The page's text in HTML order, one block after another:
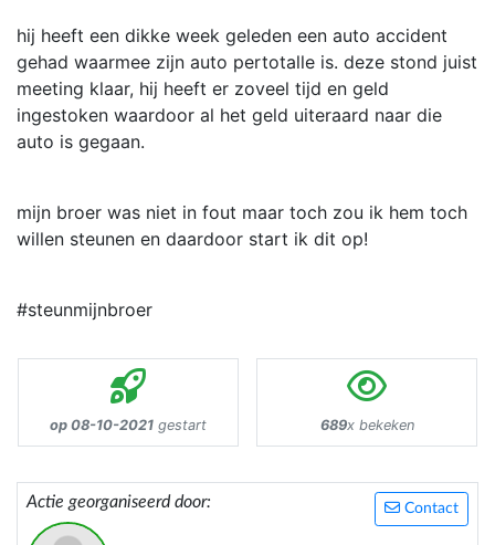
hij heeft een dikke week geleden een auto accident
gehad waarmee zijn auto pertotalle is. deze stond juist
meeting klaar, hij heeft er zoveel tijd en geld
ingestoken waardoor al het geld uiteraard naar die
auto is gegaan.
mijn broer was niet in fout maar toch zou ik hem toch
willen steunen en daardoor start ik dit op!
#steunmijnbroer
op 08-10-2021 gestart 689x bekeken
Contact
Actie georganiseerd door: